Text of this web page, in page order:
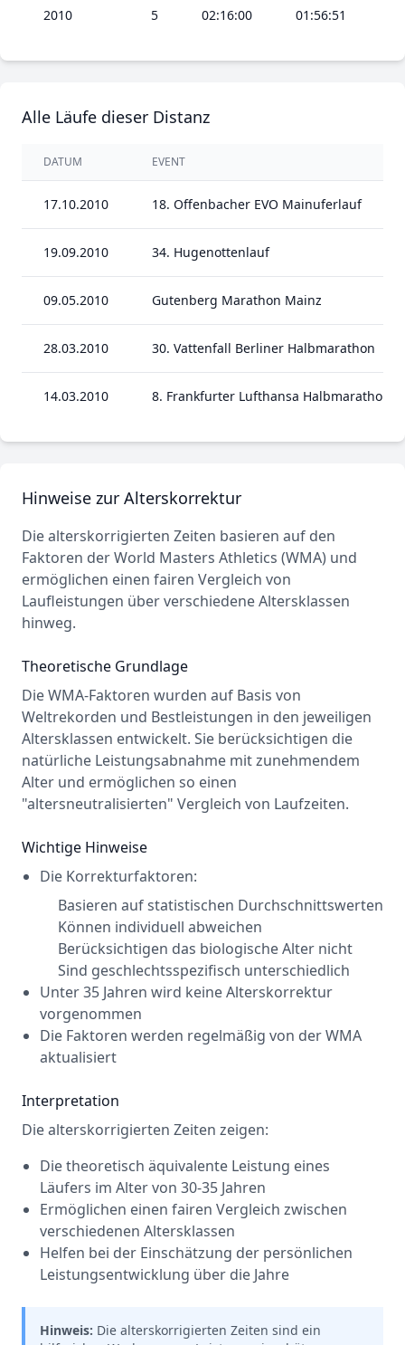
2010 5 02:16:00 01:56:51
Alle Läufe dieser Distanz
DATUM EVENT
17.10.2010 18. Offenbacher EVO Mainuferlauf
19.09.2010 34. Hugenottenlauf
09.05.2010 Gutenberg Marathon Mainz
28.03.2010 30. Vattenfall Berliner Halbmarathon
14.03.2010 8. Frankfurter Lufthansa Halbmarathon
Hinweise zur Alterskorrektur
Die alterskorrigierten Zeiten basieren auf den
Faktoren der World Masters Athletics (WMA) und
ermöglichen einen fairen Vergleich von
Laufleistungen über verschiedene Altersklassen
hinweg.
Theoretische Grundlage
Die WMA-Faktoren wurden auf Basis von
Weltrekorden und Bestleistungen in den jeweiligen
Altersklassen entwickelt. Sie berücksichtigen die
natürliche Leistungsabnahme mit zunehmendem
Alter und ermöglichen so einen
"altersneutralisierten" Vergleich von Laufzeiten.
Wichtige Hinweise
Die Korrekturfaktoren:
Basieren auf statistischen Durchschnittswerten
Können individuell abweichen
Berücksichtigen das biologische Alter nicht
Sind geschlechtsspezifisch unterschiedlich
Unter 35 Jahren wird keine Alterskorrektur
vorgenommen
Die Faktoren werden regelmäßig von der WMA
aktualisiert
Interpretation
Die alterskorrigierten Zeiten zeigen:
Die theoretisch äquivalente Leistung eines
Läufers im Alter von 30-35 Jahren
Ermöglichen einen fairen Vergleich zwischen
verschiedenen Altersklassen
Helfen bei der Einschätzung der persönlichen
Leistungsentwicklung über die Jahre
Hinweis: Die alterskorrigierten Zeiten sind ein